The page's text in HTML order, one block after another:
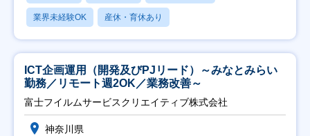
業界未経験OK 産休・育休あり
ICT企画運用（開発及びPJリード）～みなとみらい
勤務／リモート週2OK／業務改善～
富士フイルムサービスクリエイティブ株式会社
神奈川県